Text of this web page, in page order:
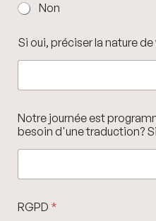
Non
Si oui, préciser la nature
Notre journée est
besoin d'une traduction?
RGPD *